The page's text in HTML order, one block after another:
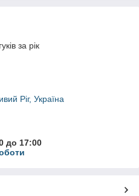
за рік
Ріг, Україна
до 17:00